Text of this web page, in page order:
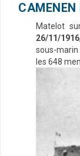
Matelot
26/11/1916
sous-
les 648